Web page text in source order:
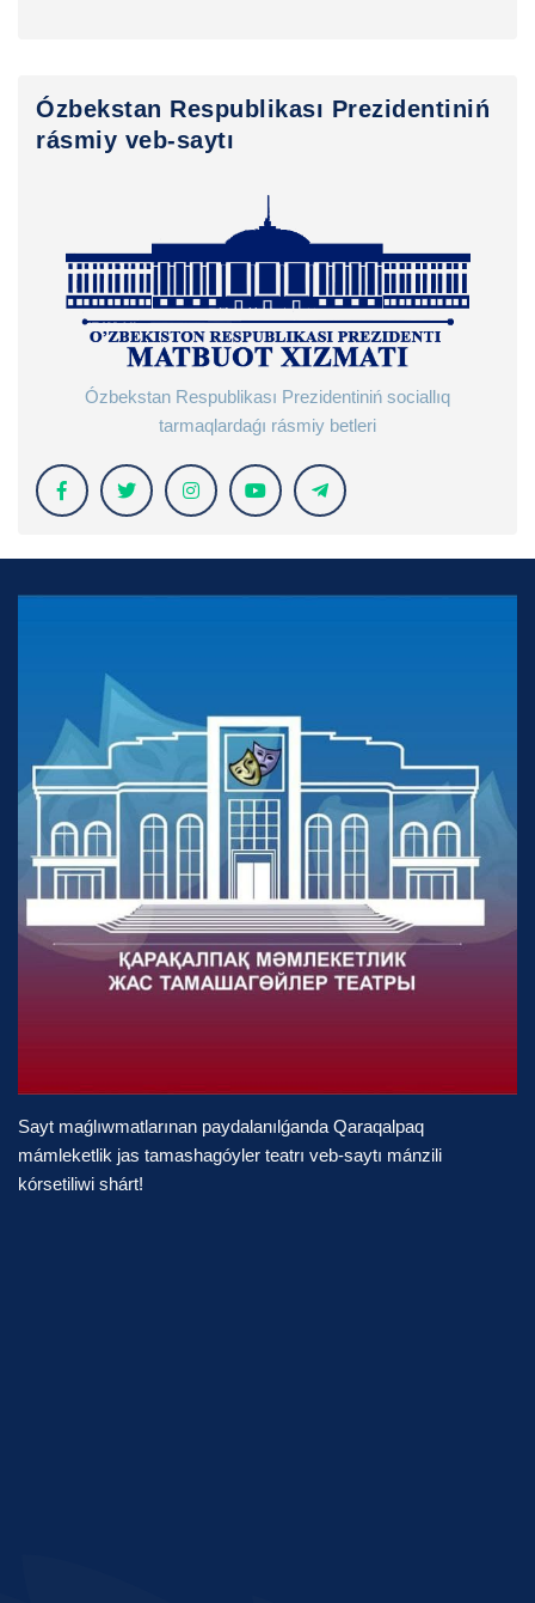
Ózbekstan Respublikası Prezidentiniń
rásmiy veb-saytı
Ózbekstan Respublikası Prezidentiniń sociallıq
tarmaqlardaǵı rásmiy betleri
Sayt maǵlıwmatlarınan paydalanılǵanda Qaraqalpaq
mámleketlik jas tamashagóyler teatrı veb-saytı mánzili
kórsetiliwi shárt!